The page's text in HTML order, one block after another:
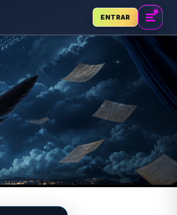
ENTRAR